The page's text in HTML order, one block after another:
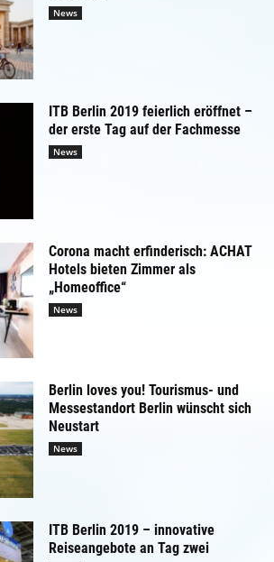
News
ITB Berlin 2019 feierlich eröffnet –
der erste Tag auf der Fachmesse
News
Corona macht erfinderisch: ACHAT
Hotels bieten Zimmer als
„Homeoffice“
News
Berlin loves you! Tourismus- und
Messestandort Berlin wünscht sich
Neustart
News
ITB Berlin 2019 – innovative
Reiseangebote an Tag zwei